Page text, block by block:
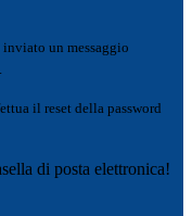
inviato un messaggio
il reset della password
di posta elettronica!